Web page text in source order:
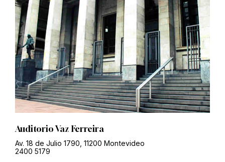
Auditorio Vaz Ferreira
Av. 18 de Julio 1790, 11200 Montevideo
2400 5179